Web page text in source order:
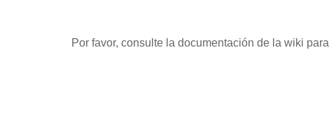
Por favor, consulte la documentación de la wiki para